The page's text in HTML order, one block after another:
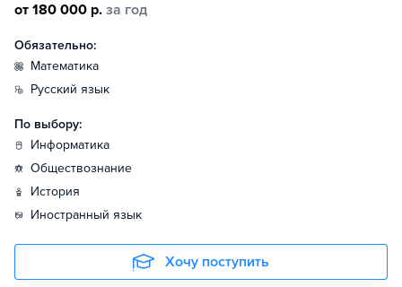
от 180 000 р. за год
Обязательно:
математика
русский язык
По выбору:
информатика
обществознание
история
иностранный язык
Хочу поступить